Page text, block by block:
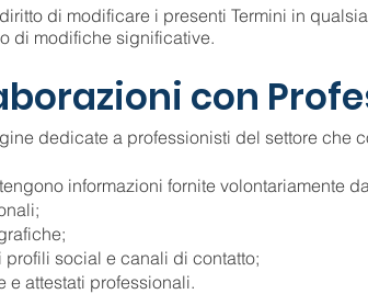
di modificare i presenti Termini in
di modifiche significative.​​​​​​
con
dedicate a professionisti del settore che
informazioni fornite volontariamente
social e canali di contatto;
e attestati professionali.